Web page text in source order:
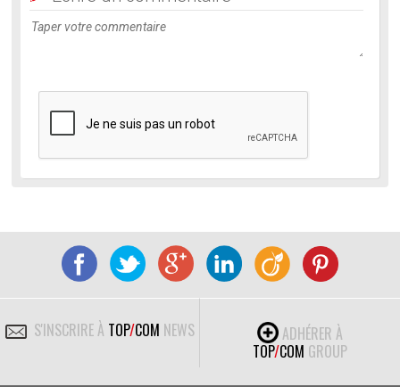
S'INSCRIRE À TOP/COM NEWS
ADHÉRER À
TOP/COM GROUP